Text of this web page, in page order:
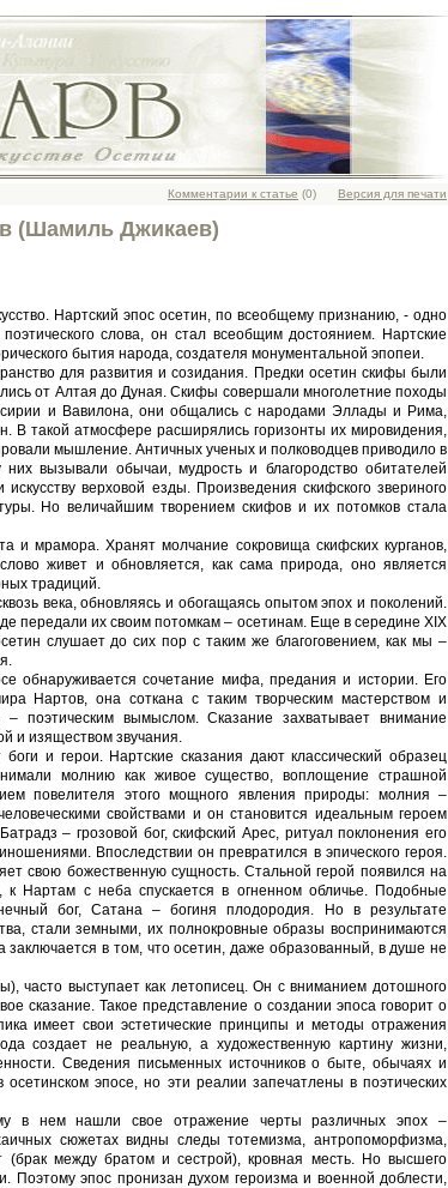
Комментарии к статье (0) Версия для печати
(Шамиль Джикаев)
Нартский эпос осетин, по всеобщему признанию, - одно
слова, он стал всеобщим достоянием. Нартские
бытия народа, создателя монументальной эпопеи.
для развития и созидания. Предки осетин скифы были
от Алтая до Дуная. Скифы совершали многолетние походы
и Вавилона, они общались с народами Эллады и Рима,
В такой атмосфере расширялись горизонты их мировидения,
мышление. Античных ученых и полководцев приводило в
вызывали обычаи, мудрость и благородство обитателей
верховой езды. Произведения скифского звериного
Но величайшим творением скифов и их потомков стала
и мрамора. Хранят молчание сокровища скифских курганов,
живет и обновляется, как сама природа, оно является
традиций.
века, обновляясь и обогащаясь опытом эпох и поколений.
передали их своим потомкам – осетинам. Еще в середине XIX
слушает до сих пор с таким же благоговением, как мы –
обнаруживается сочетание мифа, предания и истории. Его
Нартов, она соткана с таким творческим мастерством и
поэтическим вымыслом. Сказание захватывает внимание
и изяществом звучания.
и герои. Нартские сказания дают классический образец
молнию как живое существо, воплощение страшной
повелителя этого мощного явления природы: молния –
свойствами и он становится идеальным героем
– грозовой бог, скифский Арес, ритуал поклонения его
Впоследствии он превратился в эпического героя.
свою божественную сущность. Стальной герой появился на
к Нартам с неба спускается в огненном обличье. Подобные
бог, Сатана – богиня плодородия. Но в результате
стали земными, их полнокровные образы воспринимаются
заключается в том, что осетин, даже образованный, в душе не
выступает как летописец. Он с вниманием дотошного
сказание. Такое представление о создании эпоса говорит о
имеет свои эстетические принципы и методы отражения
создает не реальную, а художественную картину жизни,
Сведения письменных источников о быте, обычаях и
эпосе, но эти реалии запечатлены в поэтических
в нем нашли свое отражение черты различных эпох –
сюжетах видны следы тотемизма, антропоморфизма,
между братом и сестрой), кровная месть. Но высшего
Поэтому эпос пронизан духом героизма и военной доблести,